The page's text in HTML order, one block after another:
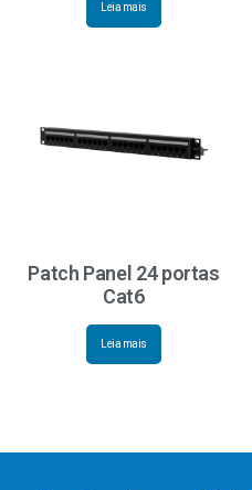
Leia mais
Patch Panel 24 portas
Cat6
Leia mais